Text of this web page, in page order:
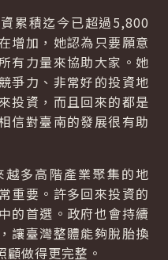
累積迄今已超過5,800
增加，她認為只要願意
有力量來協助大家。她
爭力、非常好的投資地
投資，而且回來的都是
信對臺南的發展很有助
多高階產業聚集的地
重要。許多回來投資的
的首選。政府也會持續
讓臺灣整體能夠脫胎換
做得更完整。